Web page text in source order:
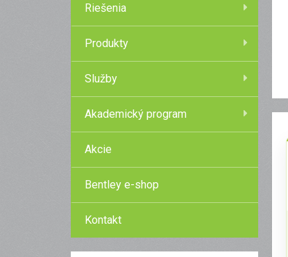
Riešenia
Produkty
Služby
Akademický program
Akcie
Bentley e-shop
Kontakt